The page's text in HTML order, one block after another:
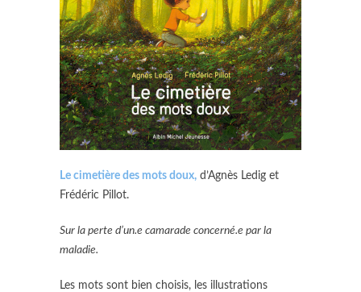
Le cimetière des mots doux, d’Agnès Ledig et
Frédéric Pillot.
Sur la perte d’un.e camarade concerné.e par la
maladie.
Les mots sont bien choisis, les illustrations